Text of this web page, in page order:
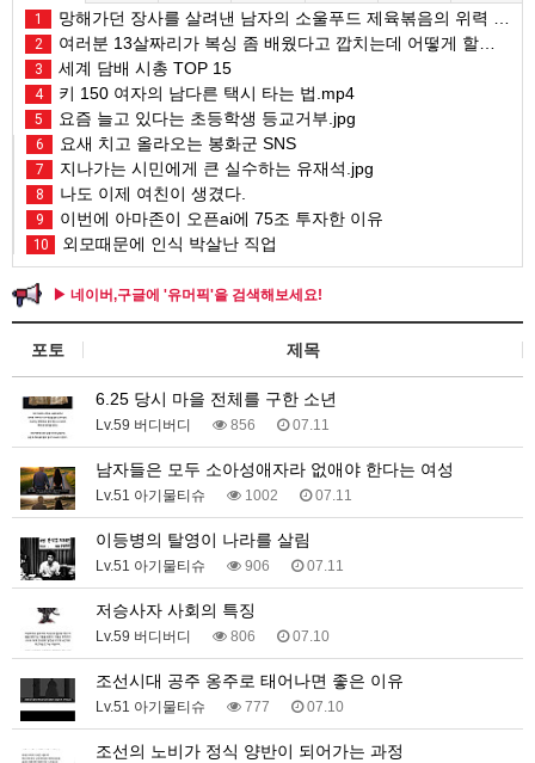
1 망해가던 장사를 살려낸 남자의 소울푸드 제육볶음의 위력 ㅋㅋ
2 여러분 13살짜리가 복싱 좀 배웠다고 깝치는데 어떻게 할까요?
3 세계 담배 시총 TOP 15
4 키 150 여자의 남다른 택시 타는 법.mp4
5 요즘 늘고 있다는 초등학생 등교거부.jpg
6 요새 치고 올라오는 봉화군 SNS
7 지나가는 시민에게 큰 실수하는 유재석.jpg
8 나도 이제 여친이 생겼다.
9 이번에 아마존이 오픈ai에 75조 투자한 이유
10 외모때문에 인식 박살난 직업
▶ 네이버,구글에 '유머픽'을 검색해보세요!
포토 제목
6.25 당시 마을 전체를 구한 소년
Lv.59 버디버디 856 07.11
남자들은 모두 소아성애자라 없애야 한다는 여성
Lv.51 아기물티슈 1002 07.11
이등병의 탈영이 나라를 살림
Lv.51 아기물티슈 906 07.11
저승사자 사회의 특징
Lv.59 버디버디 806 07.10
조선시대 공주 옹주로 태어나면 좋은 이유
Lv.51 아기물티슈 777 07.10
조선의 노비가 정식 양반이 되어가는 과정